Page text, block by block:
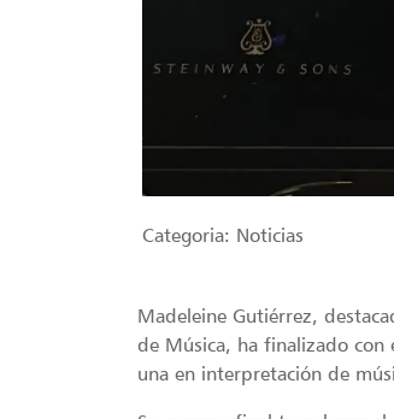
Categoria: Noticias
Madeleine Gutiérrez,
de Música, ha finalizado con
una en interpretación de